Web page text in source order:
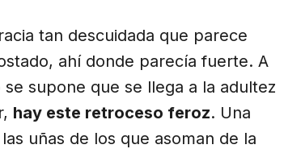
tan descuidada que parece
ahí donde parecía fuerte. A
supone que se llega a la adultez
hay este retroceso feroz. Una
uñas de los que asoman de la